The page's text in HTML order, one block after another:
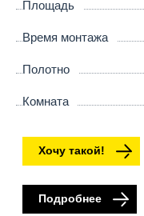
Площадь
Время монтажа
Полотно
Комната
Хочу такой!
Подробнее